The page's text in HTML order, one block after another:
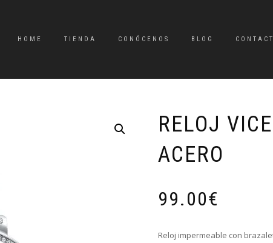
HOME TIENDA CONÓCENOS BLOG
RELOJ
ACERO
99.00€
Reloj impermeable con